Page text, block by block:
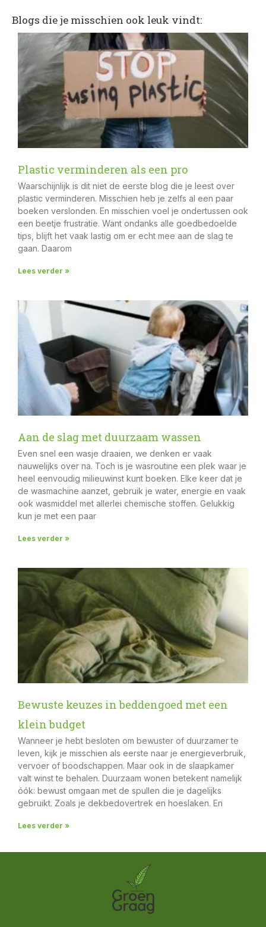
Blogs die je misschien ook leuk vindt:
Plastic verminderen als een pro
Waarschijnlijk is dit niet de eerste blog die je leest over
plastic verminderen. Misschien heb je zelfs al een paar
boeken verslonden. En misschien voel je ondertussen ook
een beetje frustratie. Want ondanks alle goedbedoelde
tips, blijft het vaak lastig om er echt mee aan de slag te
gaan. Daarom
Lees verder »
Aan de slag met duurzaam wassen
Even snel een wasje draaien, we denken er vaak
nauwelijks over na. Toch is je wasroutine een plek waar je
heel eenvoudig milieuwinst kunt boeken. Elke keer dat je
de wasmachine aanzet, gebruik je water, energie en vaak
ook wasmiddel met allerlei chemische stoffen. Gelukkig
kun je met een paar
Lees verder »
Bewuste keuzes in beddengoed met een
klein budget
Wanneer je hebt besloten om bewuster of duurzamer te
leven, kijk je misschien als eerste naar je energieverbruik,
vervoer of boodschappen. Maar ook in de slaapkamer
valt winst te behalen. Duurzaam wonen betekent namelijk
óók: bewust omgaan met de spullen die je dagelijks
gebruikt. Zoals je dekbedovertrek en hoeslaken. En
Lees verder »